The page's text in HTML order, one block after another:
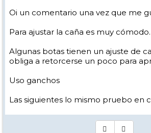
Oi un comentario una vez que me
Para ajustar la caña es muy cómodo.
Algunas botas tienen un ajuste de
obliga a retorcerse un poco para
Uso ganchos
Las siguientes lo mismo pruebo en